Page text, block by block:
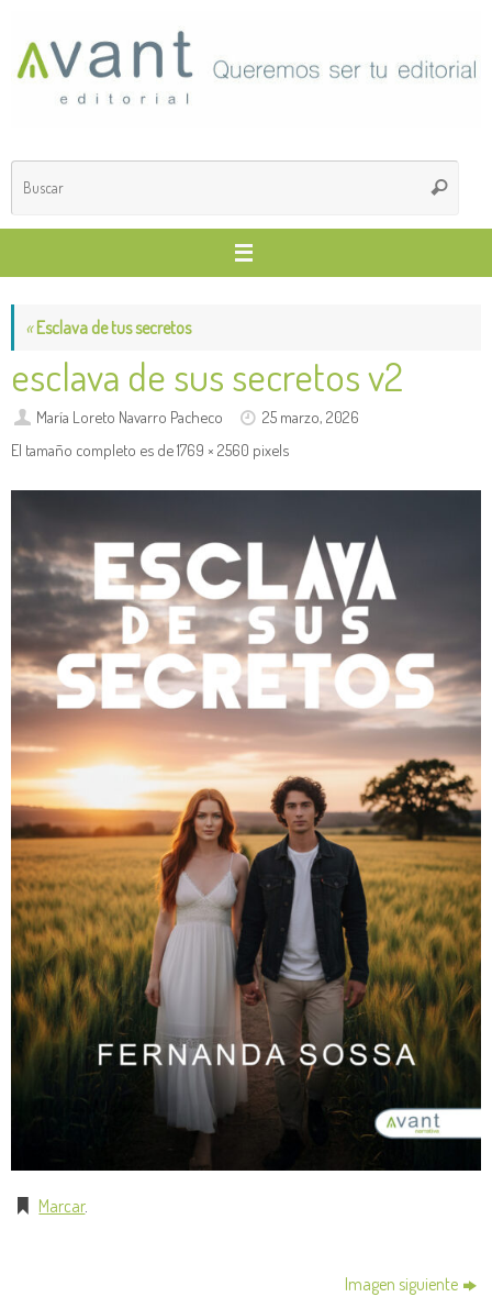
contenido
Buscar
«Esclava de tus secretos
esclava de sus secretos v2
María Loreto Navarro Pacheco
25 marzo, 2026
El tamaño completo es de1769 × 2560 pixels
Marcar.
Imagen siguiente